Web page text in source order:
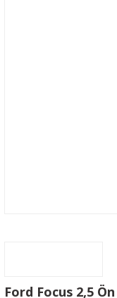
Ford Focus 2,5